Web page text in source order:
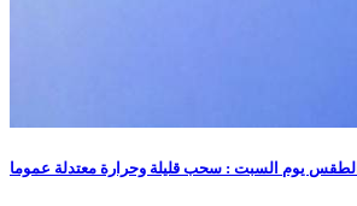
الطقس يوم السبت : سحب قليلة وحرارة معتدلة عموما